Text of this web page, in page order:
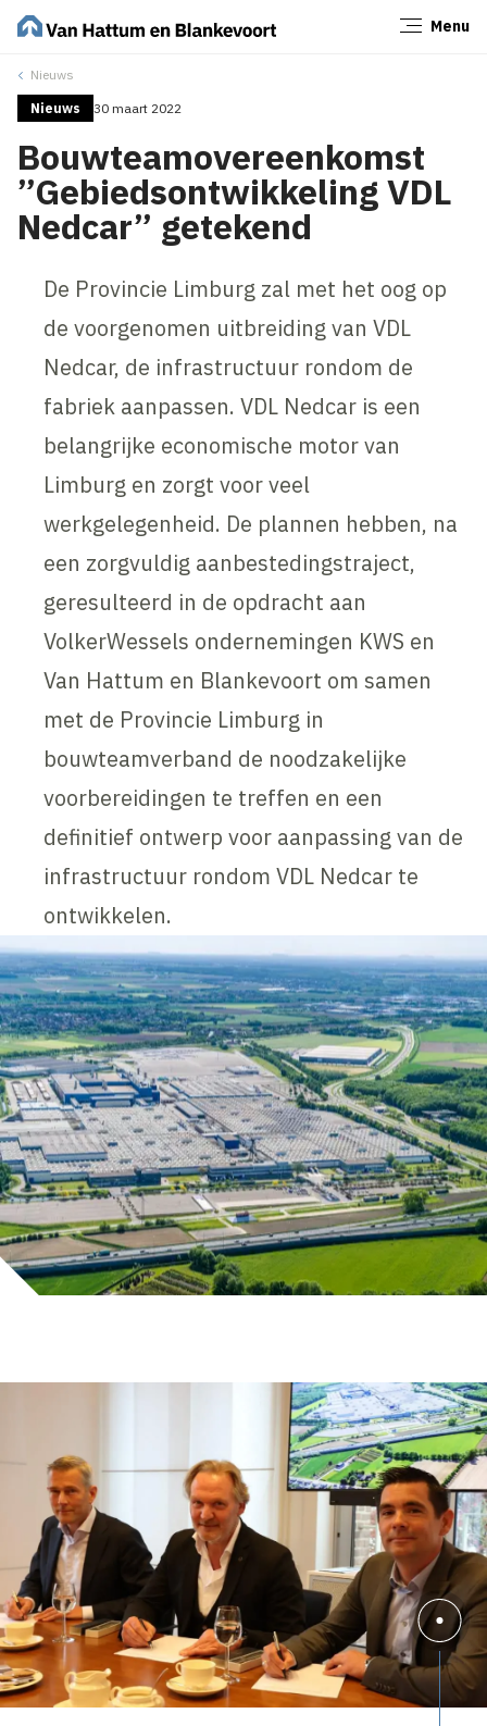
Menu
Nieuws
Nieuws 30 maart 2022
Bouwteamovereenkomst
”Gebiedsontwikkeling VDL
Nedcar” getekend
De Provincie Limburg zal met het oog op
de voorgenomen uitbreiding van VDL
Nedcar, de infrastructuur rondom de
fabriek aanpassen. VDL Nedcar is een
belangrijke economische motor van
Limburg en zorgt voor veel
werkgelegenheid. De plannen hebben, na
een zorgvuldig aanbestedingstraject,
geresulteerd in de opdracht aan
VolkerWessels ondernemingen KWS en
Van Hattum en Blankevoort om samen
met de Provincie Limburg in
bouwteamverband de noodzakelijke
voorbereidingen te treffen en een
definitief ontwerp voor aanpassing van de
infrastructuur rondom VDL Nedcar te
ontwikkelen.
Sluiten